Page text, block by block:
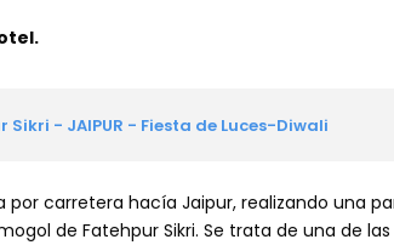
Sikri - JAIPUR - Fiesta de Luces-Diwali
por carretera hacía Jaipur, realizando una
de Fatehpur Sikri. Se trata de una de